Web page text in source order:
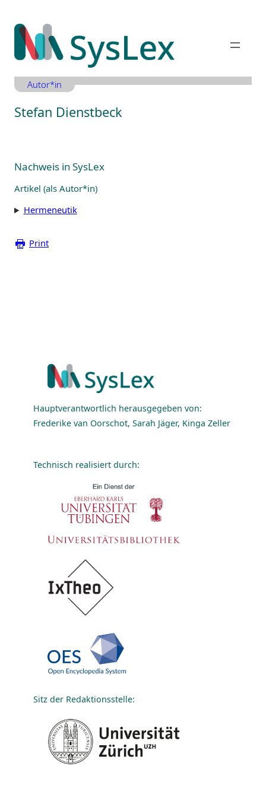
Inhalt
springen
Autor*in
Stefan Dienstbeck
Nachweis in SysLex
Artikel (als Autor*in)
Hermeneutik
Print
Hauptverantwortlich herausgegeben von:
Frederike van Oorschot, Sarah Jäger, Kinga Zeller
Technisch realisiert durch:
Sitz der Redaktionsstelle: